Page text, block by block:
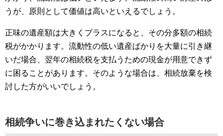
うが、原則として価値は高いといえるでしょう。
正味の遺産額は大きくプラスになると、その分多額の相続
税がかかります。流動性の低い遺産ばかりを大量に引き継
いだ場合、翌年の相続税を支払うための現金が用意できず
に困ることがあります。そのような場合は、相続放棄を検
討した方がいいでしょう。
相続争いに巻き込まれたくない場合